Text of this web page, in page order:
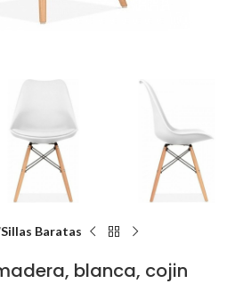
Sillas Baratas
madera, blanca, cojin